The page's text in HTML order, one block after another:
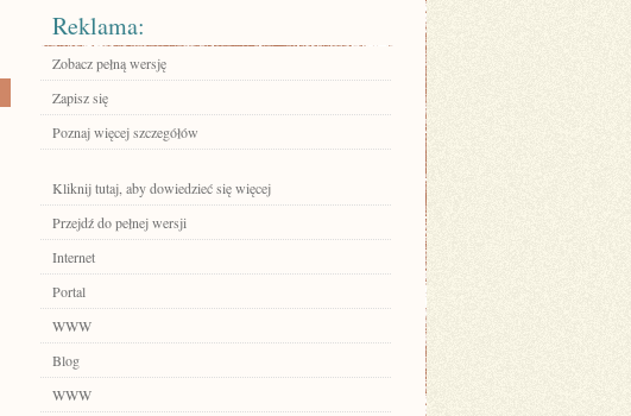
Reklama:
Zobacz pełną wersję
Zapisz się
Poznaj więcej szczegółów
Kliknij tutaj, aby dowiedzieć się więcej
Przejdź do pełnej wersji
Internet
Portal
WWW
Blog
WWW